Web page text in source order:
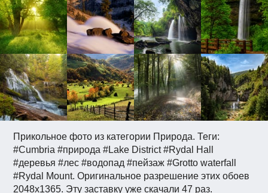
Прикольное фото из категории Природа. Теги:
#Cumbria #природа #Lake District #Rydal Hall
#деревья #лес #водопад #пейзаж #Grotto waterfall
#Rydal Mount. Оригинальное разрешение этих обоев
2048x1365. Эту заставку уже скачали 47 раз.